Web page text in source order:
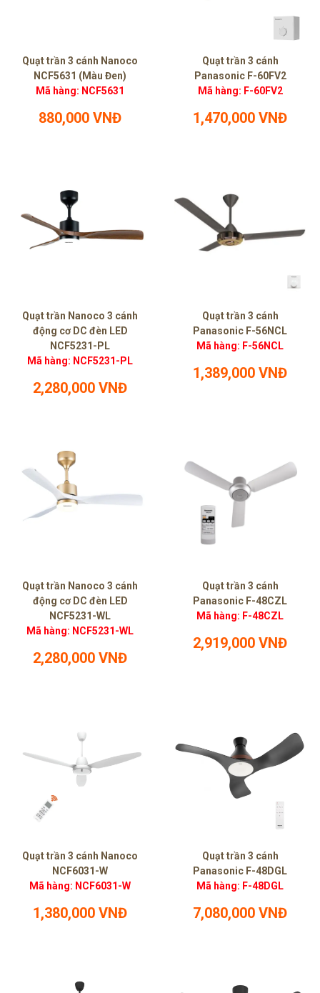
Quạt trần 3 cánh Nanoco
NCF5631 (Màu Đen)
Mã hàng: NCF5631
880,000 VNĐ
Quạt trần 3 cánh
Panasonic F-60FV2
Mã hàng: F-60FV2
1,470,000 VNĐ
Quạt trần Nanoco 3 cánh
động cơ DC đèn LED
NCF5231-PL
Mã hàng: NCF5231-PL
2,280,000 VNĐ
Quạt trần 3 cánh
Panasonic F-56NCL
Mã hàng: F-56NCL
1,389,000 VNĐ
Quạt trần Nanoco 3 cánh
động cơ DC đèn LED
NCF5231-WL
Mã hàng: NCF5231-WL
2,280,000 VNĐ
Quạt trần 3 cánh
Panasonic F-48CZL
Mã hàng: F-48CZL
2,919,000 VNĐ
Quạt trần 3 cánh Nanoco
NCF6031-W
Mã hàng: NCF6031-W
1,380,000 VNĐ
Quạt trần 3 cánh
Panasonic F-48DGL
Mã hàng: F-48DGL
7,080,000 VNĐ